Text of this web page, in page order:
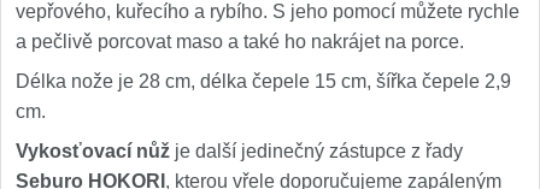
vepřového, kuřecího a rybího. S jeho pomocí můžete rychle
a pečlivě porcovat maso a také ho nakrájet na porce.
Délka nože je 28 cm, délka čepele 15 cm, šířka čepele 2,9
cm.
Vykosťovací nůž je další jedinečný zástupce z řady
Seburo HOKORI , kterou vřele doporučujeme zapáleným